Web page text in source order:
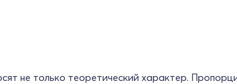
не только теоретический характер.